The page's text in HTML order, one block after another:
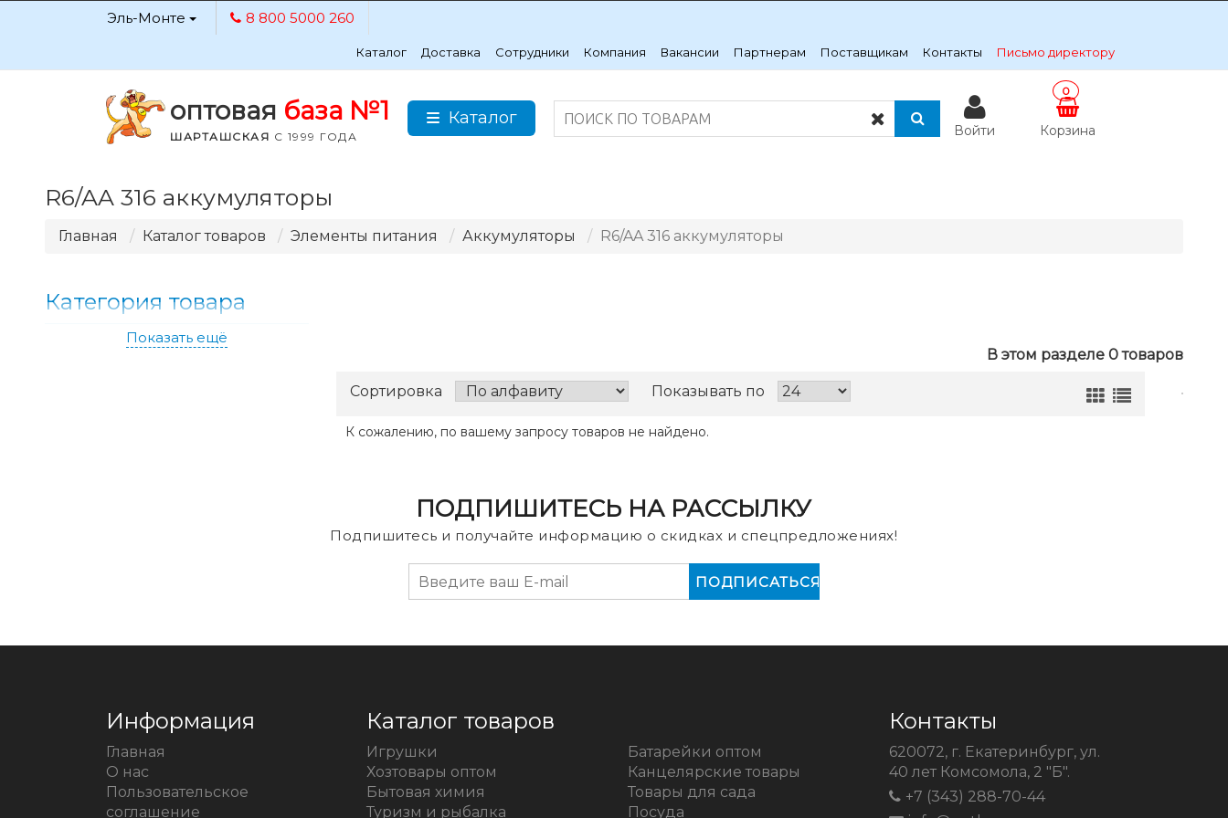
Эль-Монте 8 800 5000 260
Каталог Доставка Сотрудники Компания Вакансии Партнерам Поставщикам Контакты Письмо директору
оптовая база №1
ШАРТАШСКАЯ С 1999 ГОДА
Каталог
Войти Корзина
0
R6/AA 316 аккумуляторы
Главная Каталог товаров Элементы питания Аккумуляторы R6/AA 316 аккумуляторы
В этом разделе 0 товаров
Сортировка Показывать по
К сожалению, по вашему запросу товаров не найдено.
Категория товара
Показать ещё
ПОДПИШИТЕСЬ НА РАССЫЛКУ
Подпишитесь и получайте информацию о скидках и спецпредложениях!
Информация
Главная
О нас
Пользовательское
соглашение
Каталог товаров
Игрушки
Хозтовары оптом
Бытовая химия
Туризм и рыбалка
Батарейки оптом
Канцелярские товары
Товары для сада
Посуда
Контакты
620072, г. Екатеринбург, ул.
40 лет Комсомола, 2 "Б".
+7 (343) 288-70-44